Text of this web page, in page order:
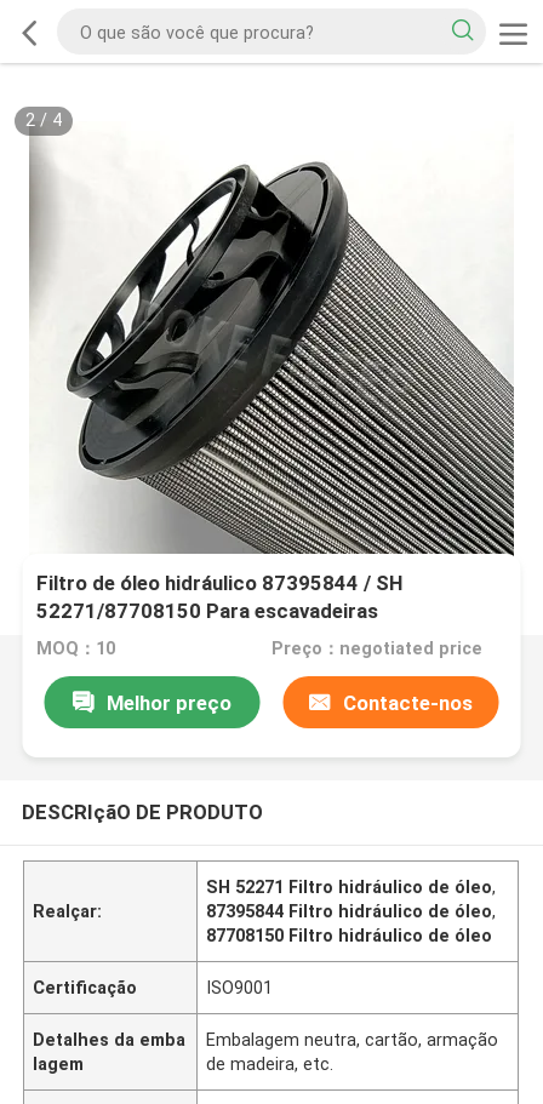
2/ 4
Filtro de óleo hidráulico 87395844 / SH
52271/87708150 Para escavadeiras
MOQ：10 Preço：negotiated price
Melhor preço Contacte-nos
DESCRIçãO DE PRODUTO
Realçar:
SH 52271 Filtro hidráulico de óleo,
87395844 Filtro hidráulico de óleo,
87708150 Filtro hidráulico de óleo
Certificação ISO9001
Detalhes da emba
lagem
Embalagem neutra, cartão, armação
de madeira, etc.